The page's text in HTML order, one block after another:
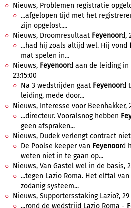
Nieuws, Problemen registratie
...afgelopen tijd met het
zijn opgelost....
Nieuws, Droomresultaat Feyenoord,
...had hij zoals altijd wel. Hij vond
mat spelen in...
Nieuws, Feyenoord aan de leiding in
23:15:00
Na 3 wedstrijden gaat Feyenoord
leiding, mede door...
Nieuws, Interesse voor Beenhakker,
...directeur. Vooralsnog hebben
geen afspraken...
Nieuws, Dudek verlengt contract
De Poolse keeper van Feyenoord
weten niet in te gaan op...
Nieuws, Van Gastel wel in de basis,
...tegen Lazio Roma. Het elftal van
zodanig systeem...
Nieuws, Supportersstaking Lazio?,
...rond de wedstrijd Lazio Roma -